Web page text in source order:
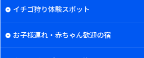
イチゴ狩り体験スポット
お子様連れ・赤ちゃん歓迎の宿